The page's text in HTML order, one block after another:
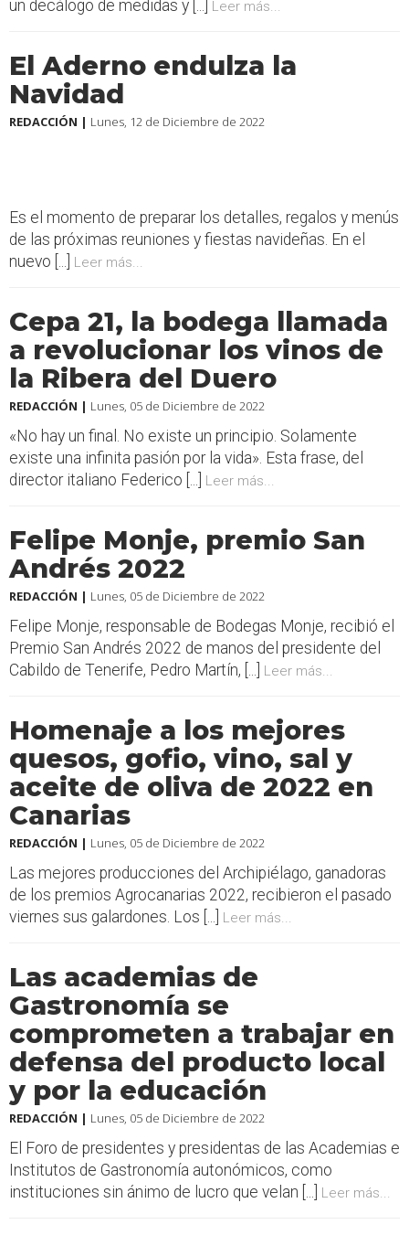
un decálogo de medidas y [...]
Leer más...
El Aderno endulza la
Navidad
REDACCIÓN | Lunes, 12 de Diciembre de 2022
Es el momento de preparar los detalles, regalos y menús
de las próximas reuniones y fiestas navideñas. En el
nuevo [...]
Leer más...
Cepa 21, la bodega llamada
a revolucionar los vinos de
la Ribera del Duero
REDACCIÓN | Lunes, 05 de Diciembre de 2022
«No hay un final. No existe un principio. Solamente
existe una infinita pasión por la vida». Esta frase, del
director italiano Federico [...]
Leer más...
Felipe Monje, premio San
Andrés 2022
REDACCIÓN | Lunes, 05 de Diciembre de 2022
Felipe Monje, responsable de Bodegas Monje, recibió el
Premio San Andrés 2022 de manos del presidente del
Cabildo de Tenerife, Pedro Martín, [...]
Leer más...
Homenaje a los mejores
quesos, gofio, vino, sal y
aceite de oliva de 2022 en
Canarias
REDACCIÓN | Lunes, 05 de Diciembre de 2022
Las mejores producciones del Archipiélago, ganadoras
de los premios Agrocanarias 2022, recibieron el pasado
viernes sus galardones. Los [...]
Leer más...
Las academias de
Gastronomía se
comprometen a trabajar en
defensa del producto local
y por la educación
REDACCIÓN | Lunes, 05 de Diciembre de 2022
El Foro de presidentes y presidentas de las Academias e
Institutos de Gastronomía autonómicos, como
instituciones sin ánimo de lucro que velan [...]
Leer más...